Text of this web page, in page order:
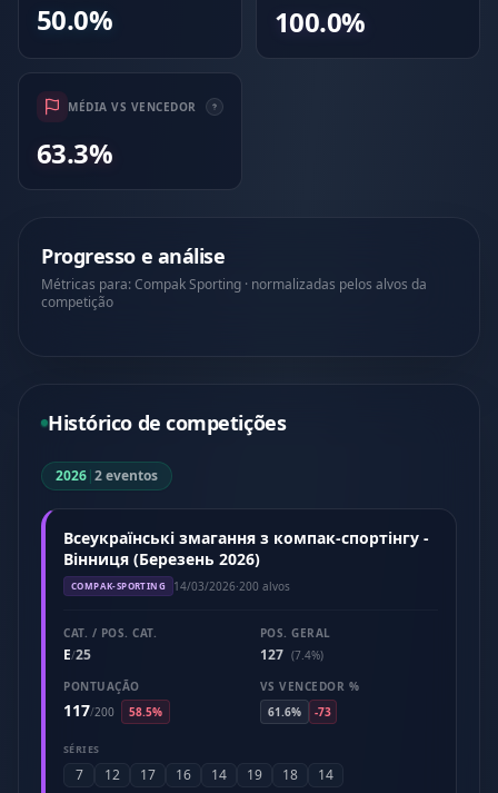
50.0% 100.0%
MÉDIA VS VENCEDOR
63.3%
Progresso e análise
Métricas para: Compak Sporting · normalizadas pelos alvos da
competição
Histórico de competições
2026|2 eventos
Всеукраїнські змагання з компак-спортінгу -
Вінниця (Березень 2026)
COMPAK-SPORTING 14/03/2026·200 alvos
CAT. / POS. CAT.
E/25
POS. GERAL
127 (7.4%)
PONTUAÇÃO
117/200 58.5%
VS VENCEDOR %
61.6%
-73
SÉRIES
7 12 17 16 14 19 18 14